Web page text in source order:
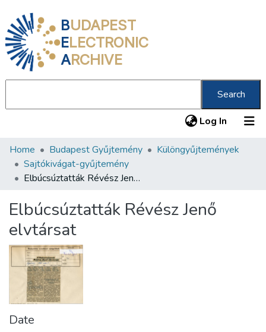
BUDAPEST
ELECTRONIC
ARCHIVE
Search
Log In (current)
Communities & Collections
All of DSpace
About us
Home Budapest Gyűjtemény
Különgyűjtemények
Sajtókivágat-gyűjtemény
Elbúcsúztatták Révész Jenő elvtársat
Elbúcsúztatták Révész Jenő
elvtársat
Date